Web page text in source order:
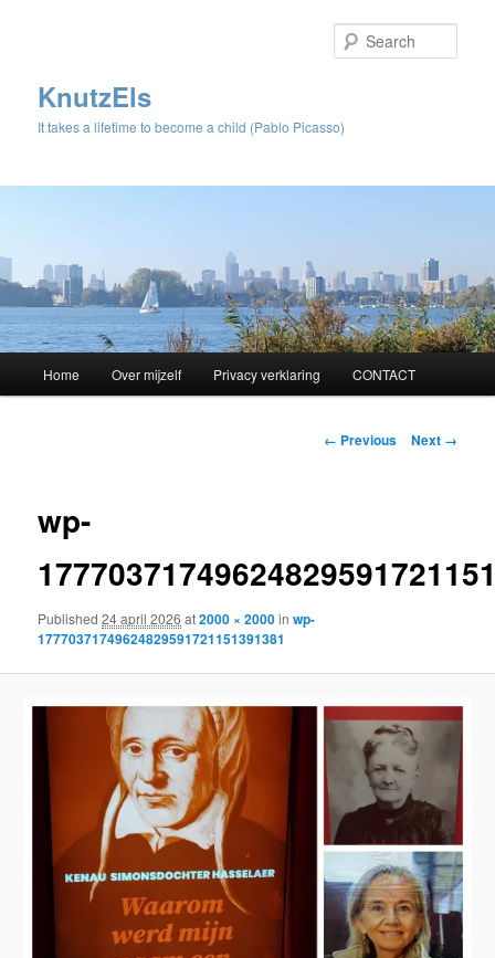
KnutzEls
It takes a lifetime to become a child (Pablo Picasso)
Skip
content
Home Over mijzelf Privacy verklaring CONTACT
Image
← Previous Next →
wp-
Published24 april 2026 at2000 × 2000inwp-
17770371749624829591721151391381